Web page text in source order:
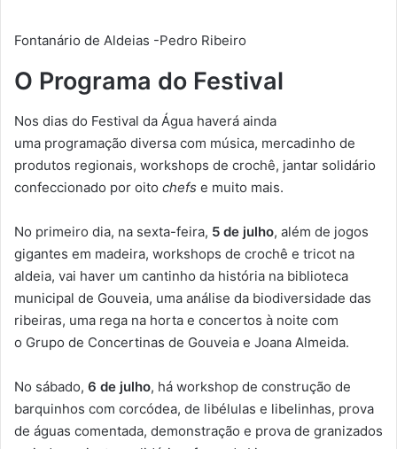
Fontanário de Aldeias -Pedro Ribeiro
O Programa do Festival
Nos dias do Festival da Água haverá ainda
uma programação diversa com música, mercadinho de
produtos regionais, workshops de crochê, jantar solidário
confeccionado por oito chefs e muito mais.
No primeiro dia, na sexta-feira, 5 de julho, além de jogos
gigantes em madeira, workshops de crochê e tricot na
aldeia, vai haver um cantinho da história na biblioteca
municipal de Gouveia, uma análise da biodiversidade das
ribeiras, uma rega na horta e concertos à noite com
o Grupo de Concertinas de Gouveia e Joana Almeida.
No sábado, 6 de julho, há workshop de construção de
barquinhos com corcódea, de libélulas e libelinhas, prova
de águas comentada, demonstração e prova de granizados